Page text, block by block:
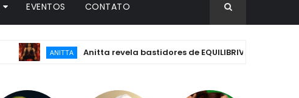
EVENTOS CONTATO
ANITTA Anitta revela bastidores de EQUILIBRIVM: emoção, essência